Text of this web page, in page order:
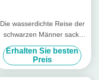
Die wasserdichte Reise der
schwarzen Männer sackt
Turnhallen-ledernen
Kleidersack 53X18X21cm
ein
Erhalten Sie besten
Preis